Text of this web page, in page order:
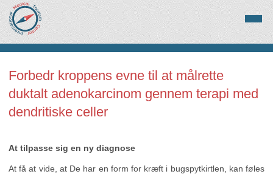
Forbedr kroppens evne til at målrette
duktalt adenokarcinom gennem terapi med
dendritiske celler
At tilpasse sig en ny diagnose
At få at vide, at De har en form for kræft i bugspytkirtlen, kan føles